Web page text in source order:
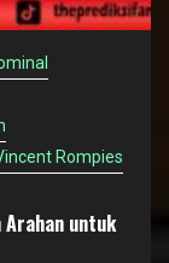
Rompies
Arahan untuk